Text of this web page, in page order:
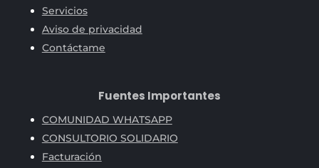
Servicios
Aviso de privacidad
Contáctame
Fuentes Importantes
COMUNIDAD WHATSAPP
CONSULTORIO SOLIDARIO
Facturación